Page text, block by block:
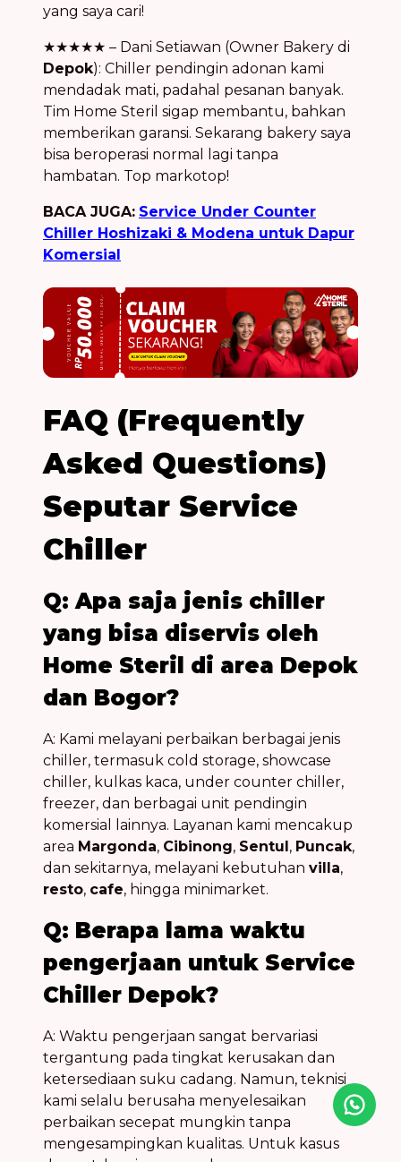
yang saya cari!
★★★★★ – Dani Setiawan (Owner Bakery di
Depok): Chiller pendingin adonan kami
mendadak mati, padahal pesanan banyak.
Tim Home Steril sigap membantu, bahkan
memberikan garansi. Sekarang bakery saya
bisa beroperasi normal lagi tanpa
hambatan. Top markotop!
BACA JUGA: Service Under Counter
Chiller Hoshizaki & Modena untuk Dapur
Komersial
FAQ (Frequently
Asked Questions)
Seputar Service
Chiller
Q: Apa saja jenis chiller
yang bisa diservis oleh
Home Steril di area Depok
dan Bogor?
A: Kami melayani perbaikan berbagai jenis
chiller, termasuk cold storage, showcase
chiller, kulkas kaca, under counter chiller,
freezer, dan berbagai unit pendingin
komersial lainnya. Layanan kami mencakup
area Margonda, Cibinong, Sentul, Puncak,
dan sekitarnya, melayani kebutuhan villa,
resto, cafe, hingga minimarket.
Q: Berapa lama waktu
pengerjaan untuk Service
Chiller Depok?
A: Waktu pengerjaan sangat bervariasi
tergantung pada tingkat kerusakan dan
ketersediaan suku cadang. Namun, teknisi
kami selalu berusaha menyelesaikan
perbaikan secepat mungkin tanpa
mengesampingkan kualitas. Untuk kasus